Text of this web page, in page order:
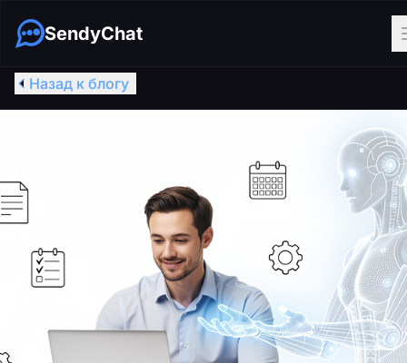
SendyChat
Назад к блогу